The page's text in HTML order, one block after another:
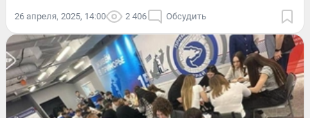
26 апреля, 2025, 14:00 2 406 Обсудить